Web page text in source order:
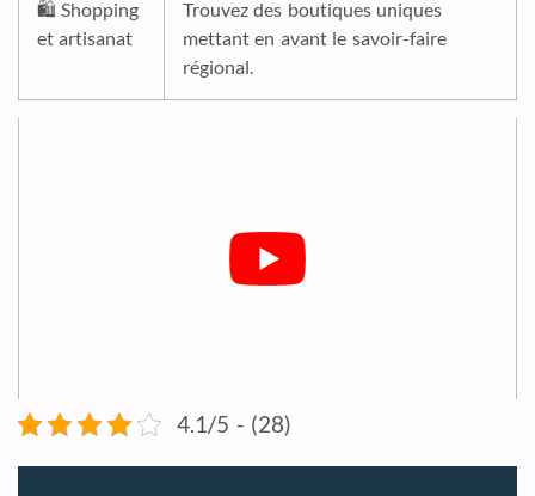
🛍️ Shopping
et artisanat
Trouvez des boutiques uniques
mettant en avant le savoir-faire
régional.
4.1/5 - (28)